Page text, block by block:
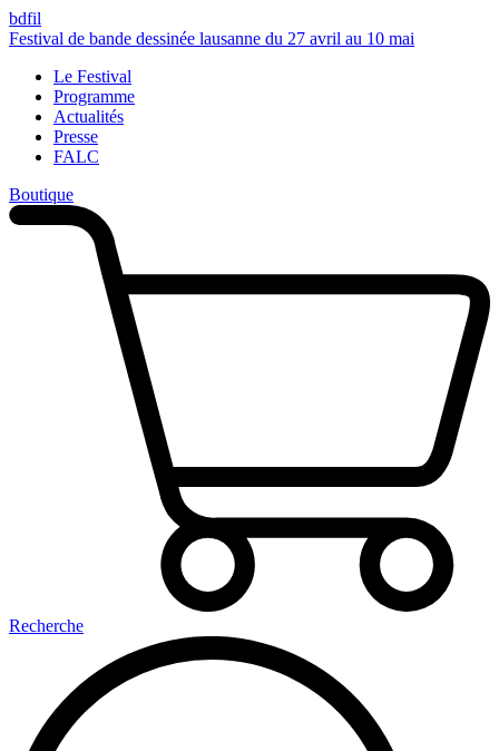
bdfil
Festival de bande dessinée lausanne du 27 avril au 10 mai
Le Festival
Programme
Actualités
Presse
FALC
Boutique
Recherche